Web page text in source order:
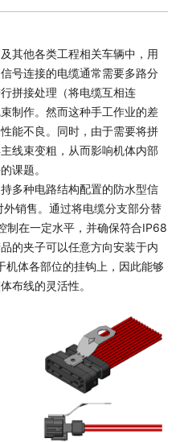
其他各类工程相关车辆中，用
号连接的电缆通常需要多路分
拼接处理（将电缆互相连
制作。然而这种手工作业的差
能不良。同时，由于需要将拼
线束变粗，从而影响机体内部
课题。
多种电路结构配置的防水型信
销售。通过将电缆分支部分替
制在一定水平，并确保符合IP68
的夹子可以任意方向安装于内
机体各部位的挂钩上，因此能够
布线的灵活性。